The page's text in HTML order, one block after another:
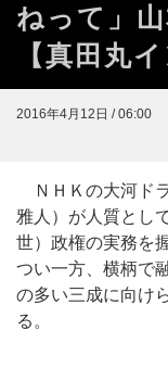
ねって」
【真田丸
2016年4月12日 / 06:00
ＮＨＫの大河ド
雅人）が人質とし
世）政権の実務を
つい一方、横柄で
の多い三成に向け
る。